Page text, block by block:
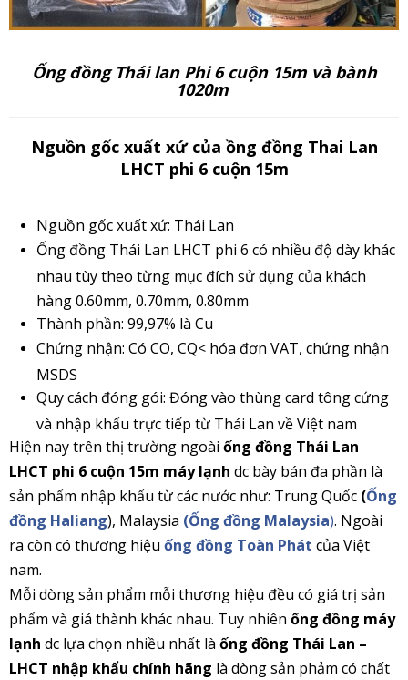
Ống đồng Thái lan Phi 6 cuộn 15m và bành
1020m
Nguồn gốc xuất xứ của ồng đồng Thai Lan
LHCT phi 6 cuộn 15m
Nguồn gốc xuất xứ: Thái Lan
Ống đồng Thái Lan LHCT phi 6 có nhiều độ dày khác
nhau tùy theo từng mục đích sử dụng của khách
hàng 0.60mm, 0.70mm, 0.80mm
Thành phần: 99,97% là Cu
Chứng nhận: Có CO, CQ< hóa đơn VAT, chứng nhận
MSDS
Quy cách đóng gói: Đóng vào thùng card tông cứng
và nhập khẩu trực tiếp từ Thái Lan về Việt nam
Hiện nay trên thị trường ngoài ống đồng Thái Lan
LHCT phi 6 cuộn 15m máy lạnh dc bày bán đa phần là
sản phẩm nhập khẩu từ các nước như: Trung Quốc (Ống
đồng Haliang), Malaysia (Ống đồng Malaysia). Ngoài
ra còn có thương hiệu ống đồng Toàn Phát của Việt
nam.
Mỗi dòng sản phẩm mỗi thương hiệu đều có giá trị sản
phẩm và giá thành khác nhau. Tuy nhiên ống đồng máy
lạnh dc lựa chọn nhiều nhất là ống đồng Thái Lan –
LHCT nhập khẩu chính hãng là dòng sản phảm có chất